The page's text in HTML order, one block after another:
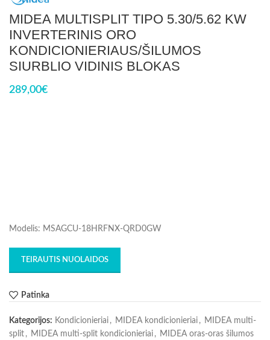
MIDEA MULTISPLIT TIPO 5.30/5.62 KW
INVERTERINIS ORO
KONDICIONIERIAUS/ŠILUMOS
SIURBLIO VIDINIS BLOKAS
289,00€
Modelis: MSAGCU-18HRFNX-QRD0GW
TEIRAUTIS NUOLAIDOS
Patinka
Kategorijos: Kondicionieriai , MIDEA kondicionieriai , MIDEA multi-
split , MIDEA multi-split kondicionieriai , MIDEA oras-oras šilumos